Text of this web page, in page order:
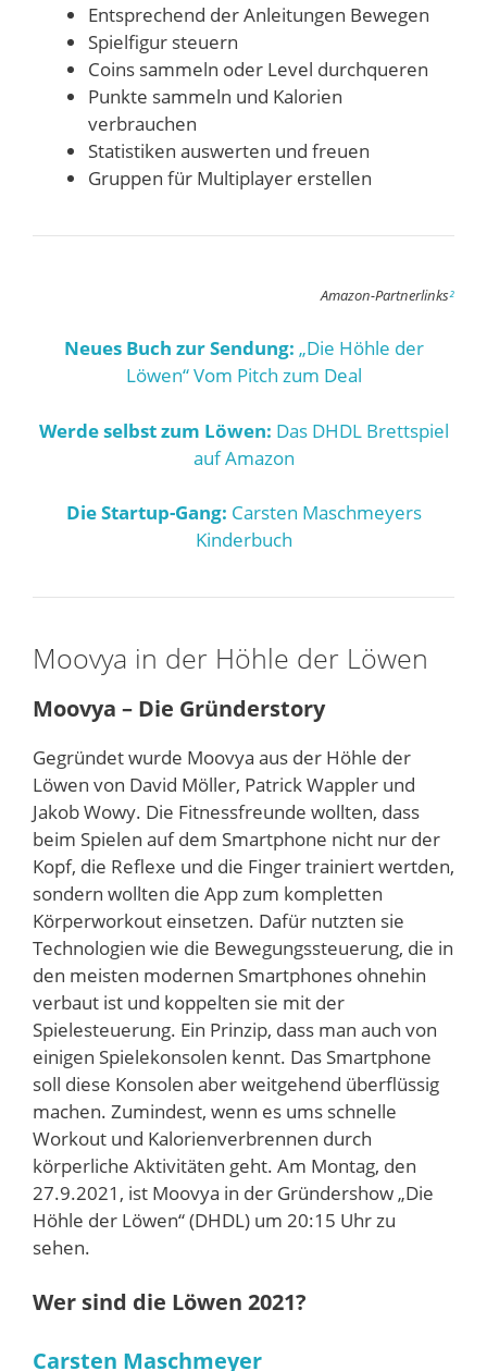
Entsprechend der Anleitungen Bewegen
Spielfigur steuern
Coins sammeln oder Level durchqueren
Punkte sammeln und Kalorien
verbrauchen
Statistiken auswerten und freuen
Gruppen für Multiplayer erstellen
Amazon-Partnerlinks²
Neues Buch zur Sendung: „Die Höhle der
Löwen“ Vom Pitch zum Deal
Werde selbst zum Löwen: Das DHDL Brettspiel
auf Amazon
Die Startup-Gang: Carsten Maschmeyers
Kinderbuch
Moovya in der Höhle der Löwen
Moovya – Die Gründerstory
Gegründet wurde Moovya aus der Höhle der
Löwen von David Möller, Patrick Wappler und
Jakob Wowy. Die Fitnessfreunde wollten, dass
beim Spielen auf dem Smartphone nicht nur der
Kopf, die Reflexe und die Finger trainiert wertden,
sondern wollten die App zum kompletten
Körperworkout einsetzen. Dafür nutzten sie
Technologien wie die Bewegungssteuerung, die in
den meisten modernen Smartphones ohnehin
verbaut ist und koppelten sie mit der
Spielesteuerung. Ein Prinzip, dass man auch von
einigen Spielekonsolen kennt. Das Smartphone
soll diese Konsolen aber weitgehend überflüssig
machen. Zumindest, wenn es ums schnelle
Workout und Kalorienverbrennen durch
körperliche Aktivitäten geht. Am Montag, den
27.9.2021, ist Moovya in der Gründershow „Die
Höhle der Löwen“ (DHDL) um 20:15 Uhr zu
sehen.
Wer sind die Löwen 2021?
Carsten Maschmeyer